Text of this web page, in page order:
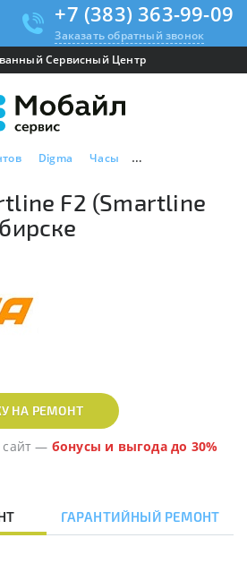
+7 (383) 363-99-09
Заказать обратный звонок
Сервисный Центр
Digma Часы Ремонт Smartline
F2 (Smartline
НА РЕМОНТ
— бонусы и выгода до 30%
ГАРАНТИЙНЫЙ РЕМОНТ